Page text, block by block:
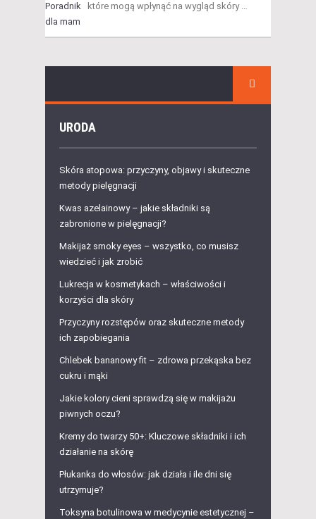
które mogą wpłynąć na wygląd skóry …
URODA
Skóra atopowa: przyczyny, objawy i skuteczne
metody pielęgnacji
Kwas azelainowy – jakie składniki są
zabronione w pielęgnacji?
Makijaż smoky eyes – wszystko, co musisz
wiedzieć i jak zrobić
Lukrecja w kosmetykach – właściwości i
korzyści dla skóry
Przyczyny rozstępów oraz skuteczne metody
ich zapobiegania
Chlebek bananowy fit – zdrowa przekąska bez
cukru i mąki
Jakie kolory cieni sprawdzą się w makijażu
piwnych oczu?
Kremy do twarzy 50+: Kluczowe składniki i ich
działanie na skórę
Płukanka do włosów: jak działa i ile dni się
utrzymuje?
Toksyna botulinowa w medycynie estetycznej –